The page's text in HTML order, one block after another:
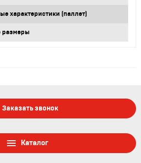
характеристики (паллет)
размеры
Заказать звонок
Каталог